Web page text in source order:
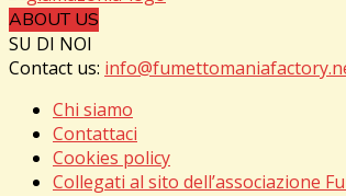
ABOUT US
SU DI NOI
Contact us:
Chi siamo
Contattaci
Cookies policy
Collegati al sito dell’associazione